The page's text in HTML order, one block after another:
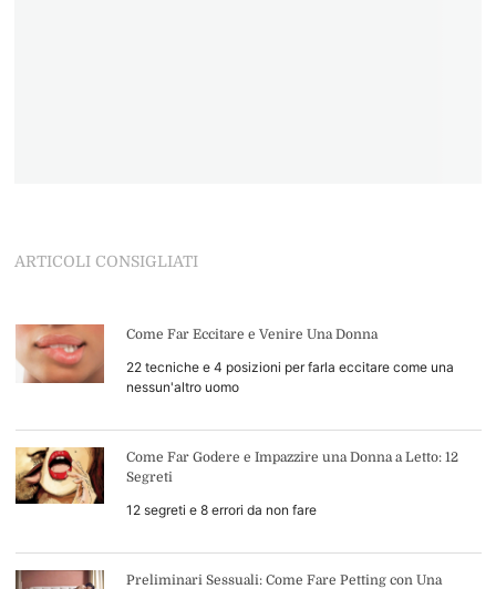
ARTICOLI CONSIGLIATI
Come Far Eccitare e Venire Una Donna
22 tecniche e 4 posizioni per farla eccitare come una
nessun'altro uomo
Come Far Godere e Impazzire una Donna a Letto: 12
Segreti
12 segreti e 8 errori da non fare
Preliminari Sessuali: Come Fare Petting con Una